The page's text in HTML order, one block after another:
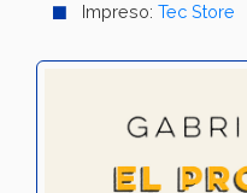
Impreso: Tec Store